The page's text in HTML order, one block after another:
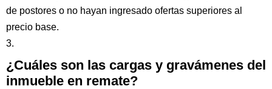
de postores o no hayan ingresado ofertas superiores al
precio base.
3.
¿Cuáles son las cargas y gravámenes del
inmueble en remate?